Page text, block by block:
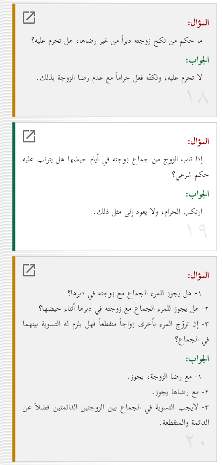
السؤال:
ما حكم من نكح زوجته دبراً من غير رضاها، هل تحرم عليه؟
الجواب:
لا تحرم عليه، ولكنّه فعل حراماً مع عدم رضا الزوجة بذلك.
۱۸
السؤال:
إذا تاب الزوج من جماع زوجته في أيام حيضها هل يترتب عليه
حكم شرعي؟
الجواب:
ارتكب الحرام، ولا يعود إلى مثل ذلك.
۱۹
السؤال:
۱- هل يجوز للمرء الجماع مع زوجته في دبرها؟
۲- هل يجوز للمرء الجماع مع زوجته في دبرها أثناء حيضها؟
۳- إن تزوّج المرء باُخرى زواجاً منقطعاً فهل يلزم له التسوية بينهما
في الجماع؟
الجواب:
۱- مع رضا الزوجة، يجوز.
۲- مع رضاها يجوز.
۳- لايجب التسوية في الجماع بين الزوجتين الدائمتين فضلاً عن
الدائمة والمنقطعة.
۲٠